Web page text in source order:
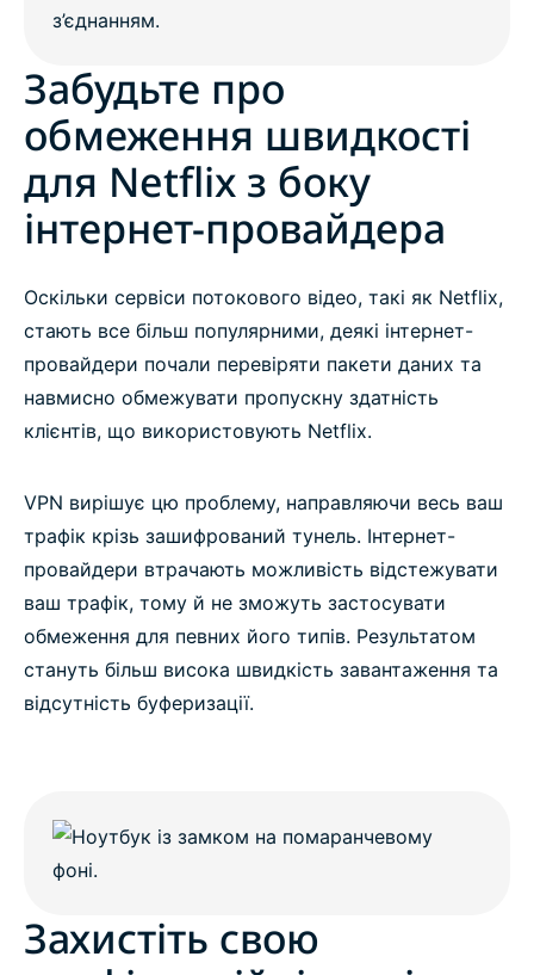
Забудьте про
обмеження швидкості
для Netflix з боку
інтернет-провайдера
Оскільки сервіси потокового відео, такі як Netflix,
стають все більш популярними, деякі інтернет-
провайдери почали перевіряти пакети даних та
навмисно обмежувати пропускну здатність
клієнтів, що використовують Netflix.
VPN вирішує цю проблему, направляючи весь ваш
трафік крізь зашифрований тунель. Інтернет-
провайдери втрачають можливість відстежувати
ваш трафік, тому й не зможуть застосувати
обмеження для певних його типів. Результатом
стануть більш висока швидкість завантаження та
відсутність буферизації.
Захистіть свою